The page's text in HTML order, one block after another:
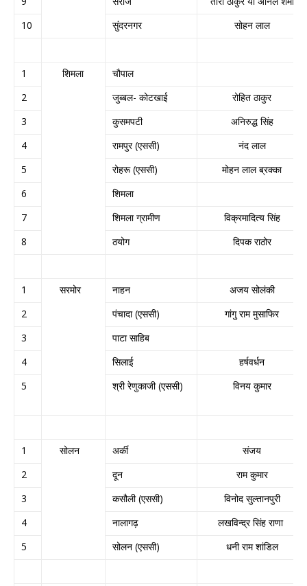
10
सुंदरनगर सोहन लाल
1 शिमला
चौपाल
2
जुब्बल- कोटखाई
रोहित ठाकुर
3
कुसमपटी
अनिरुद्ध सिंह
4
रामपुर (एससी)
नंद लाल
5
रोहरू (एससी)
मोहन लाल ब्रक्का
6
शिमला
7
शिमला ग्रामीण
विक्रमादित्य सिंह
8
ठयोग दिपक राठोर
1 सरमोर नाहन
अजय सोलंकी
2
पंचादा (एससी)
गांगु राम मुसाफिर
3
पाटा साहिब
4
सिलाई
हर्षवर्धन
5
श्री रेणुकाजी (एससी) विनय कुमार
1 सोलन अर्की
संजय
2
दून
राम कुमार
3
कसौली (एससी)
विनोद सुल्तानपुरी
4
नालागढ़
लखविन्द्र सिंह राणा
5
सोलन (एससी) धनी राम शांडिल